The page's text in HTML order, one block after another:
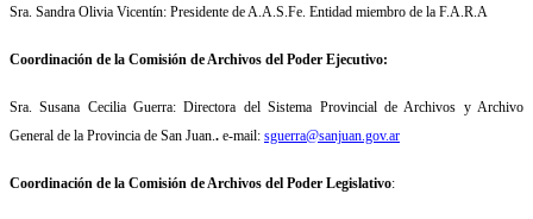
Sra. Sandra Olivia Vicentín: Presidente de A.A.S.Fe. Entidad miembro de la F.A.R.A
Coordinación de la Comisión de Archivos del Poder Ejecutivo:
Sra. Susana Cecilia Guerra: Directora del Sistema Provincial de Archivos y Archivo
General de la Provincia de San Juan. . e-mail: sguerra@sanjuan.gov.ar
Coordinación de la Comisión de Archivos del Poder Legislativo: